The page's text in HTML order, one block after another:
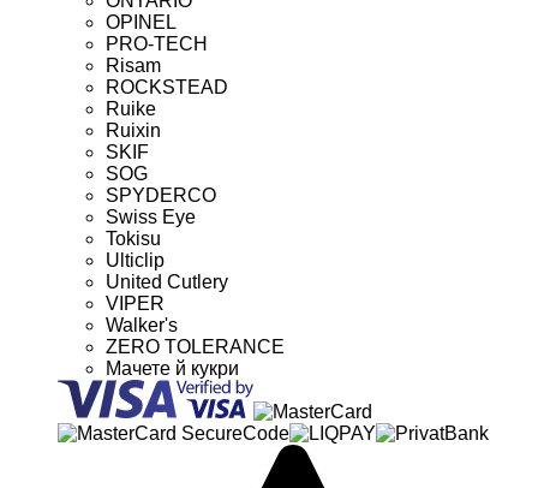
OPINEL
PRO-TECH
Risam
ROCKSTEAD
Ruike
Ruixin
SKIF
SOG
SPYDERCO
Swiss Eye
Tokisu
Ulticlip
United Cutlery
VIPER
Walker's
ZERO TOLERANCE
Мачете й кукри